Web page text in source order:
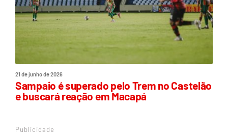
21 de junho de 2026
Sampaio é superado pelo Trem no Castelão
e buscará reação em Macapá
Publicidade